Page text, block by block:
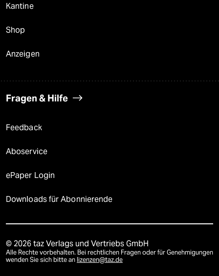
Kantine
Shop
Anzeigen
Fragen & Hilfe
Feedback
Aboservice
ePaper Login
Downloads für Abonnierende
© 2026 taz Verlags und Vertriebs GmbH
Alle Rechte vorbehalten. Bei rechtlichen Fragen oder für Genehmigungen
wenden Sie sich bitte an lizenzen@taz.de